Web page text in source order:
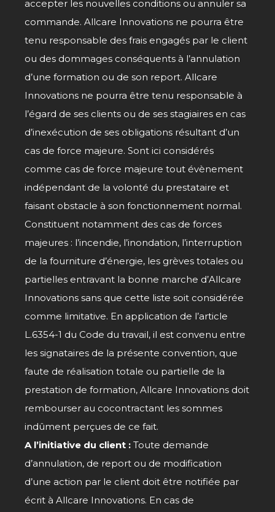
accepter les nouvelles conditions ou annuler sa
commande. Allcare Innovations ne pourra être
tenu responsable des frais engagés par le client
ou des dommages conséquents à l’annulation
d’une formation ou de son report. Allcare
Innovations ne pourra être tenu responsable à
l’égard de ses clients ou de ses stagiaires en cas
d’inexécution de ses obligations résultant d’un
cas de force majeure. Sont ici considérés
comme cas de force majeure tout évènement
indépendant de la volonté du prestataire et
faisant obstacle à son fonctionnement normal.
Constituent notamment des cas de forces
majeures : l’incendie, l’inondation, l’interruption
de la fourniture d’énergie, les grèves totales ou
partielles entravant la bonne marche d’Allcare
Innovations sans que cette liste soit considérée
comme limitative. En application de l’article
L.6354-1 du Code du travail, il est convenu entre
les signataires de la présente convention, que
faute de réalisation totale ou partielle de la
prestation de formation, Allcare Innovations doit
rembourser au cocontractant les sommes
indûment perçues de ce fait.
A l’initiative du client :Toute demande
d’annulation, de report ou de modification
d’une action par le client doit être notifiée par
écrit à Allcare Innovations. En cas de